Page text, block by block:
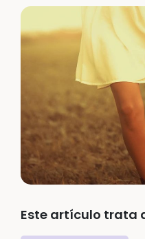
Este artículo trata